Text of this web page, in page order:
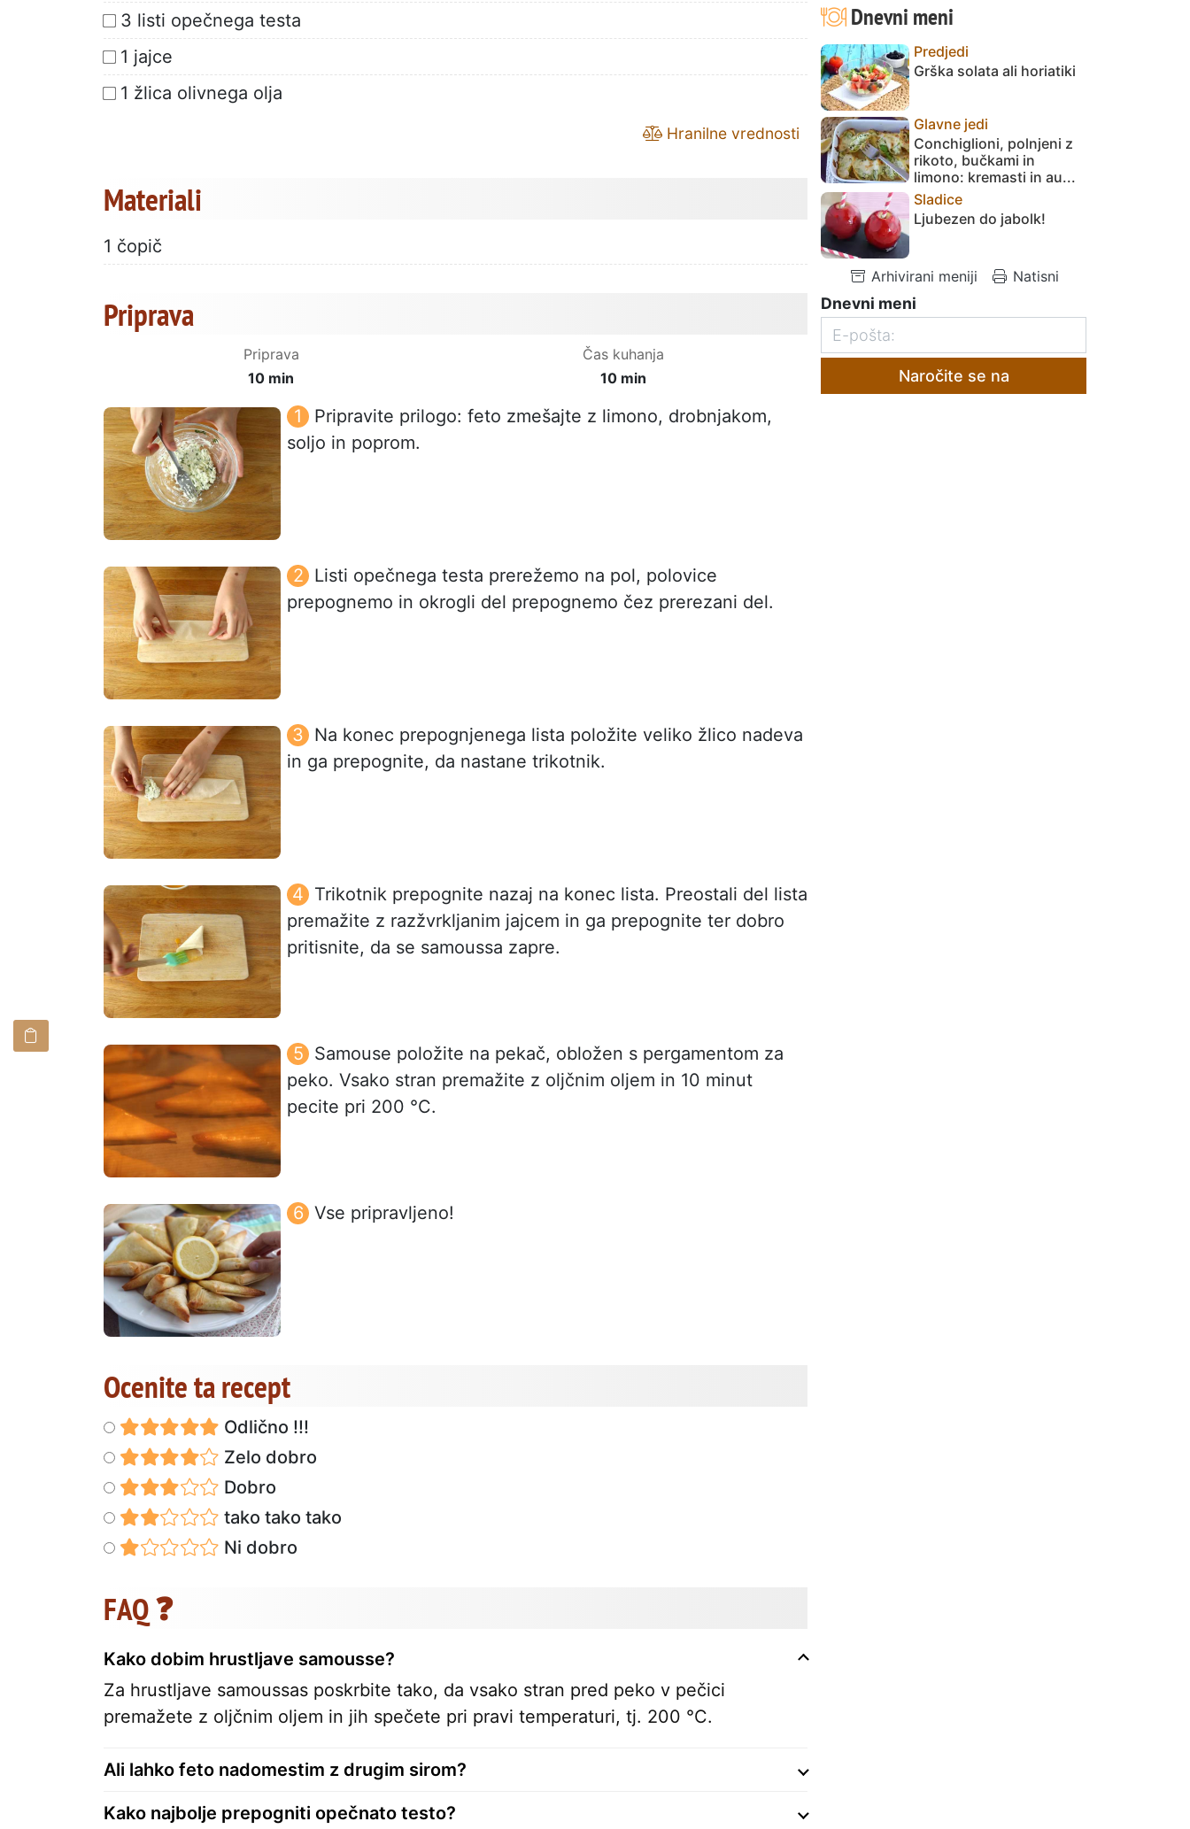
3 listi opečnega testa
1 jajce
1 žlica olivnega olja
Hranilne vrednosti
Materiali
1 čopič
Priprava
Priprava
10 min
Čas kuhanja
10 min
Pripravite prilogo: feto zmešajte z limono, drobnjakom,
soljo in poprom.
Listi opečnega testa prerežemo na pol, polovice
prepognemo in okrogli del prepognemo čez prerezani del.
Na konec prepognjenega lista položite veliko žlico nadeva
in ga prepognite, da nastane trikotnik.
Trikotnik prepognite nazaj na konec lista. Preostali del lista
premažite z razžvrkljanim jajcem in ga prepognite ter dobro
pritisnite, da se samoussa zapre.
Samouse položite na pekač, obložen s pergamentom za
peko. Vsako stran premažite z oljčnim oljem in 10 minut
pecite pri 200 °C.
Vse pripravljeno!
Ocenite ta recept
Odlično !!!
Zelo dobro
Dobro
tako tako tako
Ni dobro
FAQ ❓
Kako dobim hrustljave samousse?
Za hrustljave samoussas poskrbite tako, da vsako stran pred peko v pečici
premažete z oljčnim oljem in jih spečete pri pravi temperaturi, tj. 200 °C.
Ali lahko feto nadomestim z drugim sirom?
Kako najbolje prepogniti opečnato testo?
Dnevni meni
Predjedi
Grška solata ali horiatiki
Glavne jedi
Conchiglioni, polnjeni z
rikoto, bučkami in
limono: kremasti in au...
Sladice
Ljubezen do jabolk!
Arhivirani meniji Natisni
Dnevni meni
Naročite se na